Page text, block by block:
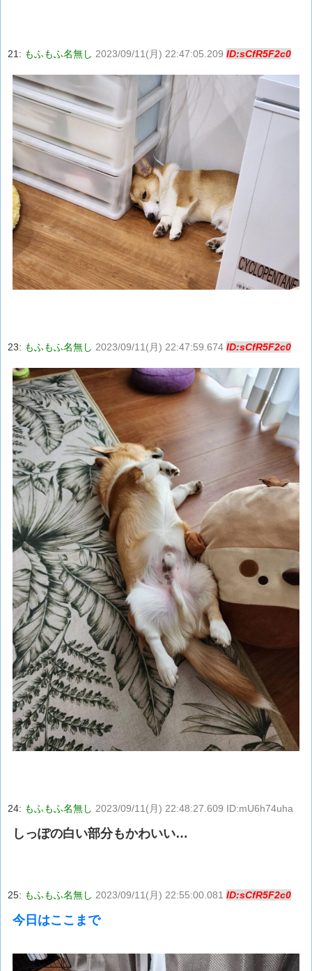
21: もふもふ名無し 2023/09/11(月) 22:47:05.209 ID:sCfR5F2c0
23: もふもふ名無し 2023/09/11(月) 22:47:59.674 ID:sCfR5F2c0
24: もふもふ名無し 2023/09/11(月) 22:48:27.609 ID:mU6h74uha
しっぽの白い部分もかわいい…
25: もふもふ名無し 2023/09/11(月) 22:55:00.081 ID:sCfR5F2c0
今日はここまで